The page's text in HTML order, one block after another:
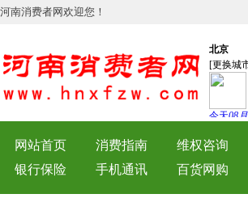
河南消费者网欢迎您！
网站首页 消费指南 维权咨询
银行保险
手机通讯 百货网购